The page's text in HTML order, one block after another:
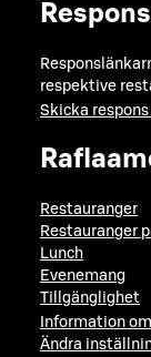
Respons
respektive
Skicka
Restauranger
Restauranger
Lunch
Evenemang
Tillgänglighet
Information
Ändra